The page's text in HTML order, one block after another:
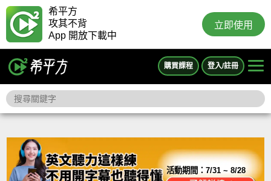
希平方
攻其不背
App 開放下載中
立即使用
購買課程 登入/註冊
活動期間：7/31 ~ 8/28